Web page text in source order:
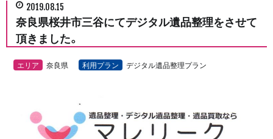
2019.08.15
奈良県桜井市三谷にてデジタル遺品整理をさせて
頂きました。
エリア 奈良県 利用プラン デジタル遺品整理プラン